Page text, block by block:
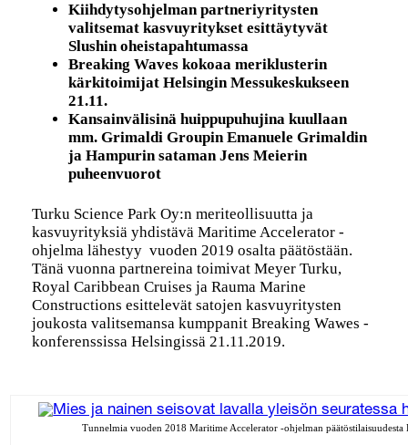
Kiihdytysohjelman partneriyritysten
valitsemat kasvuyritykset esittäytyvät
Slushin oheistapahtumassa
Breaking Waves kokoaa meriklusterin
kärkitoimijat Helsingin Messukeskukseen
21.11.
Kansainvälisinä huippupuhujina kuullaan
mm. Grimaldi Groupin Emanuele Grimaldin
ja Hampurin sataman Jens Meierin
puheenvuorot
Turku Science Park Oy:n meriteollisuutta ja
kasvuyrityksiä yhdistävä Maritime Accelerator -
ohjelma lähestyy vuoden 2019 osalta päätöstään.
Tänä vuonna partnereina toimivat Meyer Turku,
Royal Caribbean Cruises ja Rauma Marine
Constructions esittelevät satojen kasvuyritysten
joukosta valitsemansa kumppanit Breaking Wawes -
konferenssissa Helsingissä 21.11.2019.
Tunnelmia vuoden 2018 Maritime Accelerator -ohjelman päätöstilaisuudesta